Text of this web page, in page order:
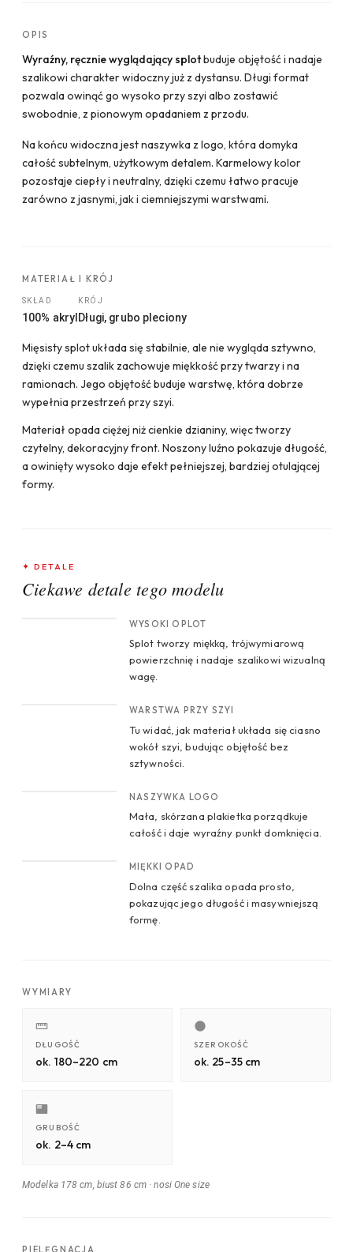
OPIS
Wyraźny, ręcznie wyglądający splotbuduje objętość i nadaje
szalikowi charakter widoczny już z dystansu. Długi format
pozwala owinąć go wysoko przy szyi albo zostawić
swobodnie, z pionowym opadaniem z przodu.
Na końcu widoczna jest naszywka z logo, która domyka
całość subtelnym, użytkowym detalem. Karmelowy kolor
pozostaje ciepły i neutralny, dzięki czemu łatwo pracuje
zarówno z jasnymi, jak i ciemniejszymi warstwami.
MATERIAŁ I KRÓJ
SKŁAD
100% akryl
KRÓJ
Długi, grubo pleciony
Mięsisty splot układa się stabilnie, ale nie wygląda sztywno,
dzięki czemu szalik zachowuje miękkość przy twarzy i na
ramionach. Jego objętość buduje warstwę, która dobrze
wypełnia przestrzeń przy szyi.
Materiał opada ciężej niż cienkie dzianiny, więc tworzy
czytelny, dekoracyjny front. Noszony luźno pokazuje długość,
a owinięty wysoko daje efekt pełniejszej, bardziej otulającej
formy.
✦ DETALE
Ciekawe detale tego modelu
WYSOKI OPLOT
Splot tworzy miękką, trójwymiarową
powierzchnię i nadaje szalikowi wizualną
wagę.
WARSTWA PRZY SZYI
Tu widać, jak materiał układa się ciasno
wokół szyi, budując objętość bez
sztywności.
NASZYWKA LOGO
Mała, skórzana plakietka porządkuje
całość i daje wyraźny punkt domknięcia.
MIĘKKI OPAD
Dolna część szalika opada prosto,
pokazując jego długość i masywniejszą
formę.
WYMIARY
DŁUGOŚĆ
ok. 180–220 cm
SZEROKOŚĆ
ok. 25–35 cm
GRUBOŚĆ
ok. 2–4 cm
Modelka 178 cm, biust 86 cm ·nosi One size
PIELĘGNACJA